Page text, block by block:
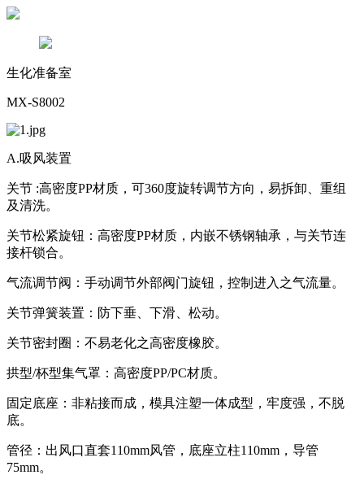
生化准备室
MX-S8002
A.吸风装置
关节 :高密度PP材质，可360度旋转调节方向，易拆卸、重组
及清洗。
关节松紧旋钮：高密度PP材质，内嵌不锈钢轴承，与关节连
接杆锁合。
气流调节阀：手动调节外部阀门旋钮，控制进入之气流量。
关节弹簧装置：防下垂、下滑、松动。
关节密封圈：不易老化之高密度橡胶。
拱型/杯型集气罩：高密度PP/PC材质。
固定底座：非粘接而成，模具注塑一体成型，牢度强，不脱
底。
管径：出风口直套110mm风管，底座立柱110mm，导管
75mm。